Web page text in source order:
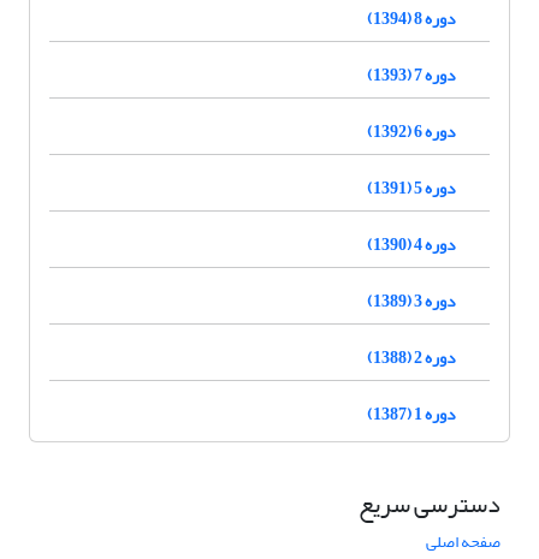
دوره 8 (1394)
دوره 7 (1393)
دوره 6 (1392)
دوره 5 (1391)
دوره 4 (1390)
دوره 3 (1389)
دوره 2 (1388)
دوره 1 (1387)
دسترسی سریع
صفحه اصلی